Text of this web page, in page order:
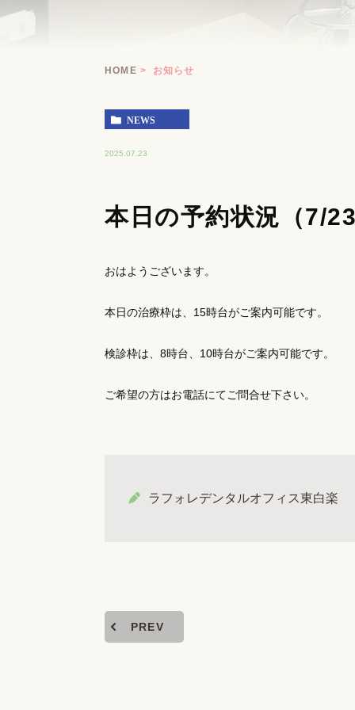
HOME お知らせ
NEWS
2025.07.23
本日の予約状況（7/
おはようございます。
本日の治療枠は、15時台がご案内可能です。
検診枠は、8時台、10時台がご案内可能です。
ご希望の方はお電話にてご問合せ下さい。
ラフォレデンタルオフィス東白楽
PREV